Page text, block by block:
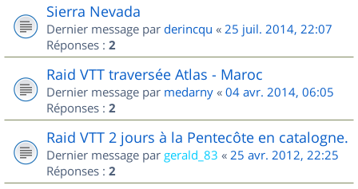
Sierra Nevada
Dernier message par derincqu « 25 juil. 2014, 22:07
Réponses : 2
Raid VTT traversée Atlas - Maroc
Dernier message par medarny « 04 avr. 2014, 06:05
Réponses : 2
Raid VTT 2 jours à la Pentecôte en catalogne.
Dernier message par gerald_83 « 25 avr. 2012, 22:25
Réponses : 2